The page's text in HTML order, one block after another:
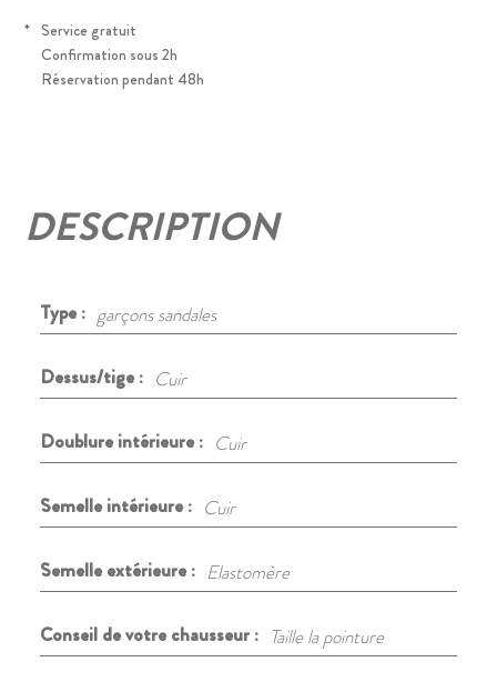
* Service gratuit
Confirmation sous 2h
Réservation pendant 48h
DESCRIPTION
Type : garçons sandales
Dessus/tige : Cuir
Doublure intérieure : Cuir
Semelle intérieure : Cuir
Semelle extérieure : Elastomère
Conseil de votre chausseur : Taille la pointure